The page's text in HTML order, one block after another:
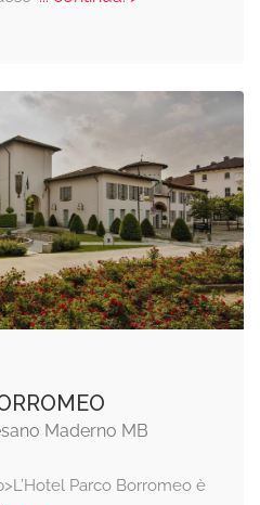
Maderno MB
Parco Borromeo è